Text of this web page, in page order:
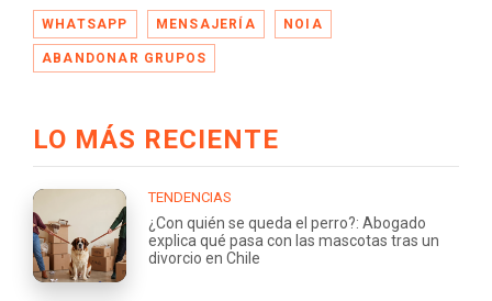
WHATSAPP MENSAJERÍA NOIA
ABANDONAR GRUPOS
LO MÁS RECIENTE
TENDENCIAS
¿Con quién se queda el perro?: Abogado
explica qué pasa con las mascotas tras un
divorcio en Chile